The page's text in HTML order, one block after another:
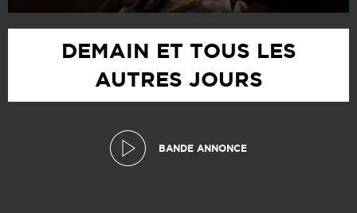
DEMAIN ET TOUS LES
AUTRES JOURS
BANDE ANNONCE